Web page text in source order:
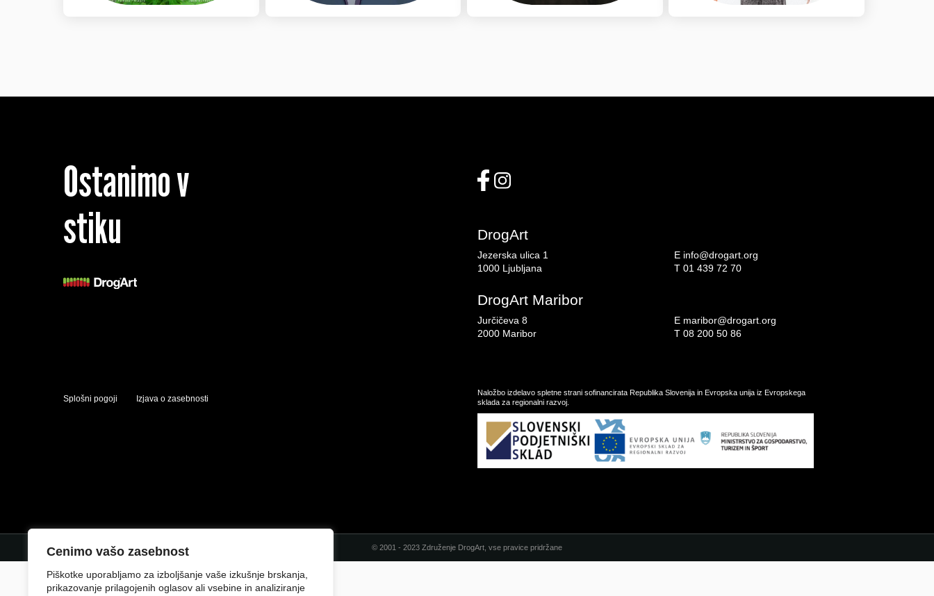
Cenimo vašo zasebnost
Piškotke uporabljamo za izboljšanje vaše izkušnje brskanja,
prikazovanje prilagojenih oglasov ali vsebine in analiziranje
Ostanimo v
stiku
DrogArt
Jezerska ulica 1
1000 Ljubljana
E info@drogart.org
T 01 439 72 70
DrogArt Maribor
Jurčičeva 8
2000 Maribor
E maribor@drogart.org
T 08 200 50 86
Splošni pogoji Izjava o zasebnosti
Naložbo izdelavo spletne strani sofinancirata Republika Slovenija in Evropska unija iz Evropskega
sklada za regionalni razvoj.
© 2001 - 2023 Združenje DrogArt, vse pravice pridržane